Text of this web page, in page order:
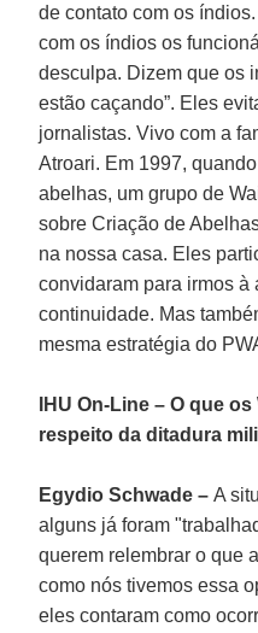
de contato com os
com os índios os
desculpa. Dizem que os
estão caçando”. Eles
jornalistas. Vivo com a
Atroari. Em 1997,
abelhas, um grupo de
sobre Criação de
na nossa casa. Eles
convidaram para irmos à
continuidade. Mas
mesma estratégia do
IHU On-Line – O que
respeito da ditadura
Egydio Schwade –A
alguns já foram
querem relembrar o que
como nós tivemos essa
eles contaram como